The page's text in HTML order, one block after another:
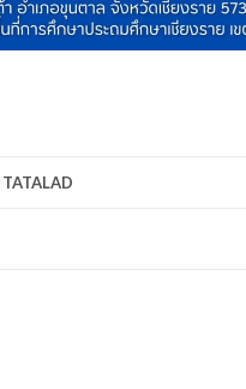
TATALAD